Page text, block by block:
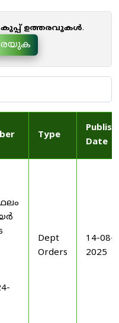
ഉത്തരവുകൾ.
Type
Date
Dept
Orders
14-08-
2025